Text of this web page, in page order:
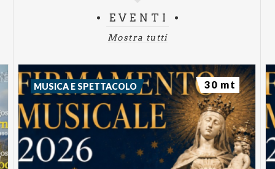
EVENTI
Mostra tutti
MUSICA E SPETTACOLO 30 mt